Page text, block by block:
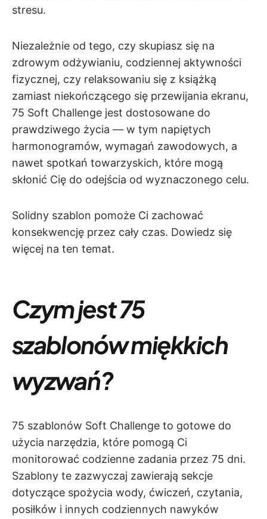
stresu.
Niezależnie od tego, czy skupiasz się na
zdrowym odżywianiu, codziennej aktywności
fizycznej, czy relaksowaniu się z książką
zamiast niekończącego się przewijania ekranu,
75 Soft Challenge jest dostosowane do
prawdziwego życia — w tym napiętych
harmonogramów, wymagań zawodowych, a
nawet spotkań towarzyskich, które mogą
skłonić Cię do odejścia od wyznaczonego celu.
Solidny szablon pomoże Ci zachować
konsekwencję przez cały czas. Dowiedz się
więcej na ten temat.
Czym jest 75
szablonów miękkich
wyzwań?
75 szablonów Soft Challenge to gotowe do
użycia narzędzia, które pomogą Ci
monitorować codzienne zadania przez 75 dni.
Szablony te zazwyczaj zawierają sekcje
dotyczące spożycia wody, ćwiczeń, czytania,
posiłków i innych codziennych nawyków